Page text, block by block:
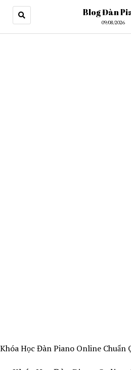
Blog Đàn
09/08/2026
Khóa Học Đàn Piano Online Chuẩn